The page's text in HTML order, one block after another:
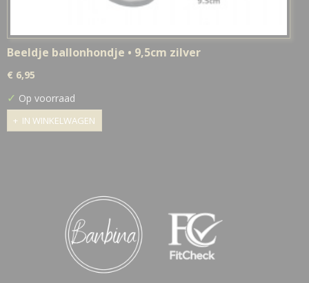
Beeldje ballonhondje • 9,5cm zilver
€ 6,95
✓ Op voorraad
IN WINKELWAGEN